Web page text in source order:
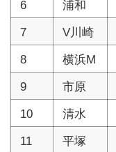
6
浦和
7
V川崎
8
横浜M
9
市原
10
清水
11
平塚